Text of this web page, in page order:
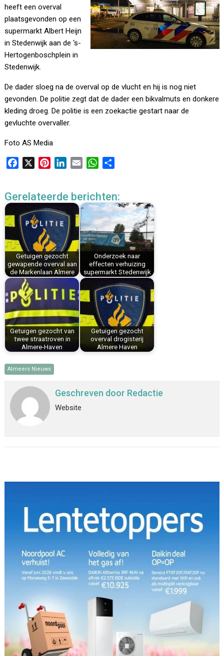
heeft een overval
plaatsgevonden op een
supermarkt Albert Heijn
in Stedenwijk aan de ‘s-
Hertogenboschplein in
Stedenwijk.
De dader sloeg na de overval op de vlucht en hij is nog niet
gevonden. De politie zegt dat de dader een bikvalmuts en donkere
kleding droeg. De politie is een zoekactie gestart naar de
gevluchte overvaller.
Foto AS Media
e
b
o
o
k
t
e
r
s
t
k
e
d
I
n
i
l
W
t
s
A
p
p
e
n
Gerelateerde berichten:
Getuigen gezocht
gewapende overval aan
de Markenlaan Almere
Onderzoek naar
effecten verhuizing
supermarkt Stedenwijk
Getuigen gezocht van
twee straatroven in
Almere-Haven
Getuigen gezocht
overval drogisterij
Almere Haven
Almeers Nieuws
Geschreven door Redactie
Website